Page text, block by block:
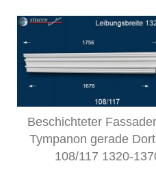
Beschichteter
Tympanon gerade
108/117 1320-